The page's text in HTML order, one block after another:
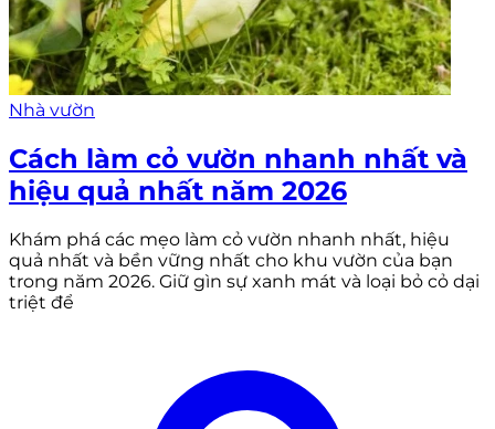
Nhà vườn
Cách làm cỏ vườn nhanh nhất và
hiệu quả nhất năm 2026
Khám phá các mẹo làm cỏ vườn nhanh nhất, hiệu
quả nhất và bền vững nhất cho khu vườn của bạn
trong năm 2026. Giữ gìn sự xanh mát và loại bỏ cỏ dại
triệt để